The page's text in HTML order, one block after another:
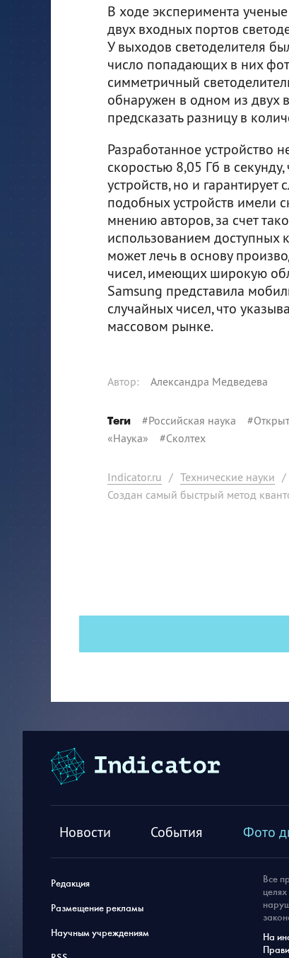
В ходе эксперимента
двух входных портов
У выходов светоделителя
число попадающих в них
симметричный
обнаружен в одном из двух
предсказать разницу в
Разработанное устройство
скоростью 8,05 Гб в
устройств, но и
подобных устройств имели
мнению авторов, за счет
использованием доступных
может лечь в основу
чисел, имеющих широкую
Samsung представила
случайных чисел, что
массовом рынке.
Автор: Александра Медведева
Теги #Российская наука #
«Наука» #Сколтех
Indicator.ru / Технические науки /
Создан самый быстрый метод
Новости События Фото
Редакция
Размещение рекламы
Научным учреждениям
Все
На